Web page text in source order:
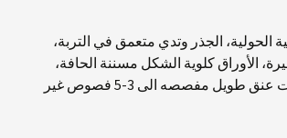
الحولية، الجذر وتدي متعمق في التربة،
الأوراق كلوية الشكل مسننة الحافة،
راحية التعريق، ذات عنق طويل مفصصه الى 3-5 فصوص غير